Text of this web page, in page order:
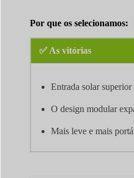
Por que os selecionamos:
✅ As vitórias
Entrada solar
O design modular
Mais leve e mais